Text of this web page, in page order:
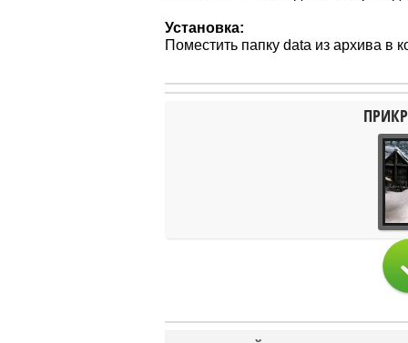
Установка:
Поместить папку data из архива в